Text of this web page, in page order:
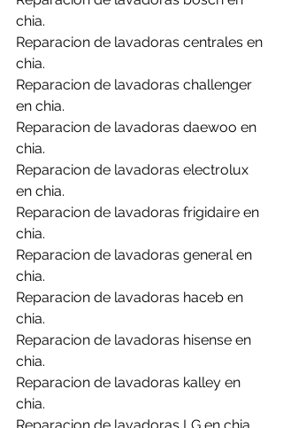
chia.
Reparacion de lavadoras centrales en
chia.
Reparacion de lavadoras challenger
en chia.
Reparacion de lavadoras daewoo en
chia.
Reparacion de lavadoras electrolux
en chia.
Reparacion de lavadoras frigidaire en
chia.
Reparacion de lavadoras general en
chia.
Reparacion de lavadoras haceb en
chia.
Reparacion de lavadoras hisense en
chia.
Reparacion de lavadoras kalley en
chia.